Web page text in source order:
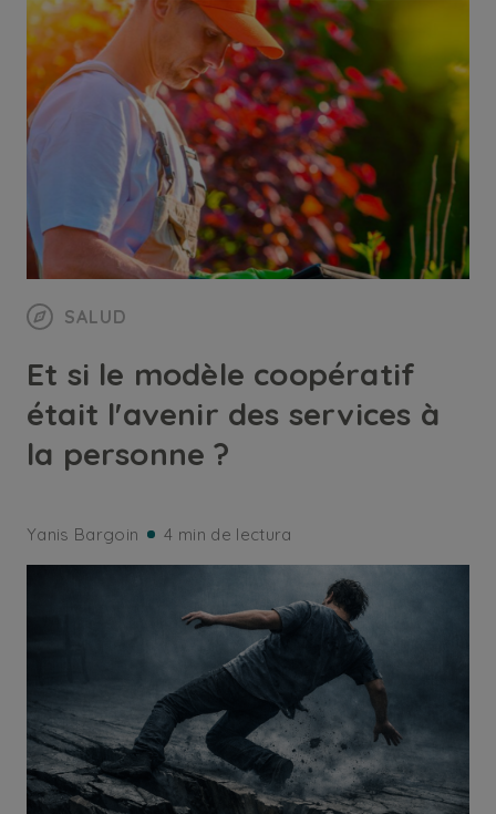
SALUD
Et si le modèle coopératif
était l'avenir des services à
la personne ?
Yanis Bargoin 4 min de lectura